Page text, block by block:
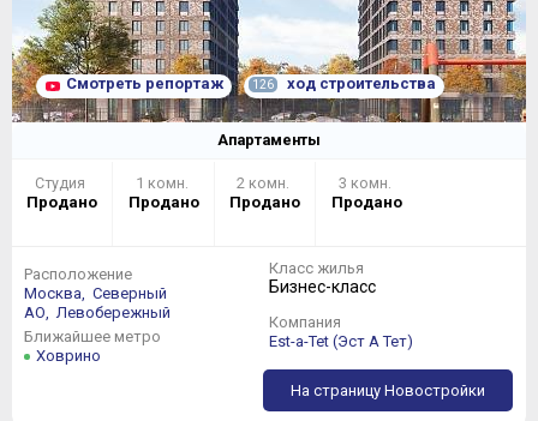
Смотреть репортаж 126 ход строительства
Апартаменты
Студия
Продано
1 комн.
Продано
2 комн.
Продано
3 комн.
Продано
Расположение
Москва,
Северный
АО,
Левобережный
Ближайшее метро
Ховрино
Класс жилья
Бизнес-класс
Компания
Est-a-Tet (Эст А Тет)
На страницу Новостройки